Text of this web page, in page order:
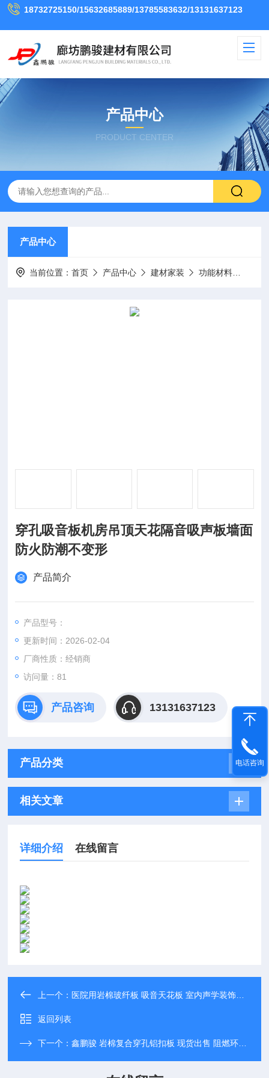
18732725150/15632685889/13785583632/13131637123
产品中心
PRODUCT CENTER
产品中心
当前位置：首页 产品中心 建材家装 功能材料
穿孔吸音板机房吊顶天花隔音吸声板墙面
防火防潮不变形
产品简介
产品型号：
更新时间：2026-02-04
厂商性质：经销商
访问量：81
产品咨询 13131637123
产品分类
相关文章
详细介绍 在线留言
上一个： 医院用岩棉玻纤板 吸音天花板 室内声学装饰吊顶板2
返回列表
下一个：鑫鹏骏 岩棉复合穿孔铝扣板 现货出售 阻燃环保板材隔音施工 全国配送
电话咨询